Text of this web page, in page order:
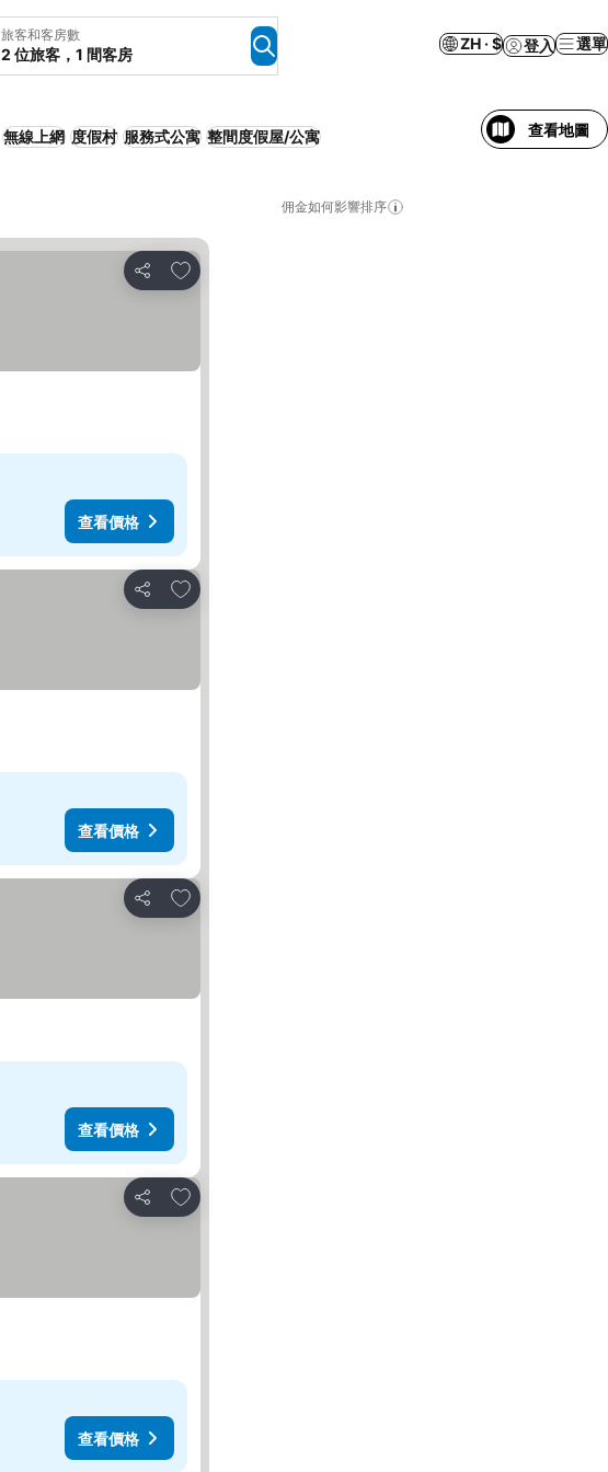
旅客和客房數
2 位旅客，1 間客房
ZH · $ 登入 選單
無線上網 度假村 服務式公寓 整間度假屋/公寓 查看地圖
佣金如何影響排序
分享
加入我的最愛
查看價格
分享
加入我的最愛
查看價格
分享
加入我的最愛
查看價格
分享
加入我的最愛
查看價格